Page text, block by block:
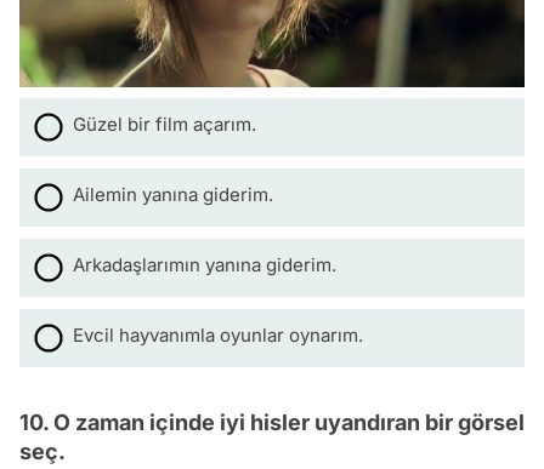
Güzel bir film açarım.
Ailemin yanına giderim.
Arkadaşlarımın yanına giderim.
Evcil hayvanımla oyunlar oynarım.
10. O zaman içinde iyi hisler uyandıran bir görsel
seç.